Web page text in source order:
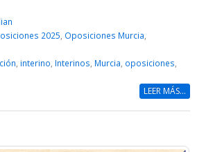
2025, Oposiciones Murcia,
, interino, Interinos, Murcia, oposiciones,
LEER MÁS...